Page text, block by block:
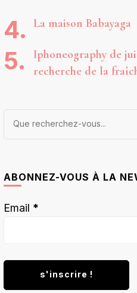
La maison Babayaga
Iphoneography de
recherche de la
Vous
ABONNEZ-VOUS À LA
Email *